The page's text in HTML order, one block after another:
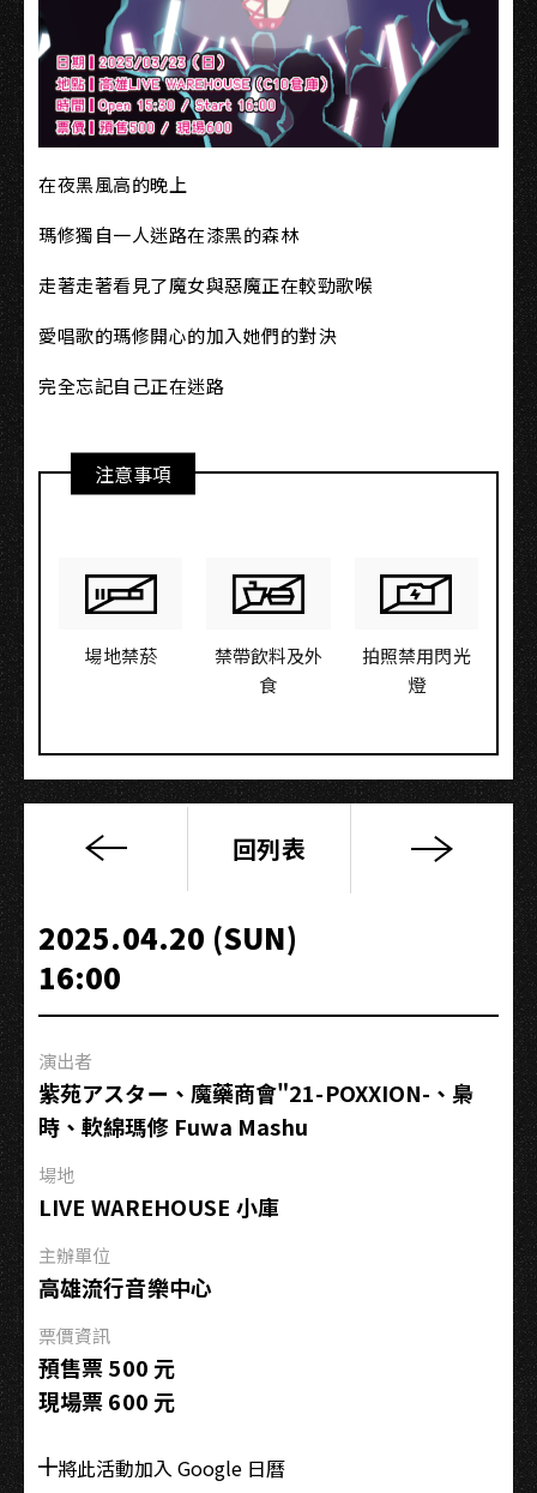
在夜黑風高的晚上
瑪修獨自一人迷路在漆黑的森林
走著走著看見了魔女與惡魔正在較勁歌喉
愛唱歌的瑪修開心的加入她們的對決
完全忘記自己正在迷路
注意事項
場地禁菸
禁帶飲料及外
食
拍照禁用閃光
燈
【下
子】
存
在
証
FACE
NO
演：
高
雄
回列表
2025.04.20 (SUN)
16:00
演出者
紫苑アスター、魔藥商會"21-POXXION-、梟
時、軟綿瑪修 Fuwa Mashu
場地
LIVE WAREHOUSE 小庫
主辦單位
高雄流行音樂中心
票價資訊
預售票 500 元
現場票 600 元
將此活動加入 Google 日曆